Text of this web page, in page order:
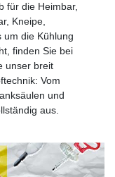
für die Heimbar,
Kneipe,
um die Kühlung
finden Sie bei
unser breit
Vom
und
aus.